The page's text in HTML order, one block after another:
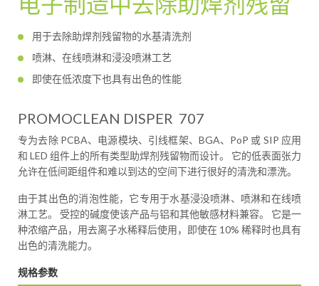
用于去除助焊剂残留物的水基清洗剂
喷淋、在线喷淋和浸没喷淋工艺
即使在低浓度下也具有出色的性能
PROMOCLEAN DISPER 707
专为去除 PCBA、电源模块、引线框架、BGA、PoP 或 SIP 应用
和 LED 组件上的所有类型助焊剂残留物而设计。 它的低表面张力
允许在低间距组件和难以到达的空间下进行很好的清洗和漂洗。
由于其出色的消泡性能，它专用于水基浸没喷淋、喷淋和在线喷
淋工艺。 受控的碱度使该产品与铝和其他敏感材料兼容。 它是一
种浓缩产品，用去离子水稀释后使用，即使在 10% 稀释时也具有
出色的清洗能力。
规格参数